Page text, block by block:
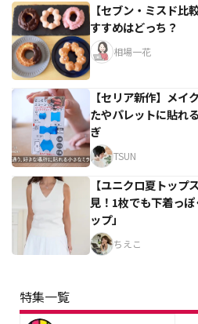
【セブン・ミスド比
すすめはどっち？
相場一花
【セリア新作】メイ
たやパレットに貼れ
ぎ
TSUN
【ユニクロ夏トップ
見！1枚でも下着っ
ップ」
ちえこ
特集一覧